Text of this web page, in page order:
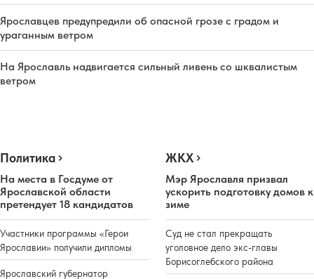
Ярославцев предупредили об опасной грозе с градом и
ураганным ветром
На Ярославль надвигается сильный ливень со шквалистым
ветром
Политика
На места в Госдуме от
Ярославской области
претендует 18 кандидатов
Участники программы «Герои
Ярославии» получили дипломы
Ярославский губернатор
ЖКХ
Мэр Ярославля призвал
ускорить подготовку домов к
зиме
Суд не стал прекращать
уголовное дело экс-главы
Борисоглебского района